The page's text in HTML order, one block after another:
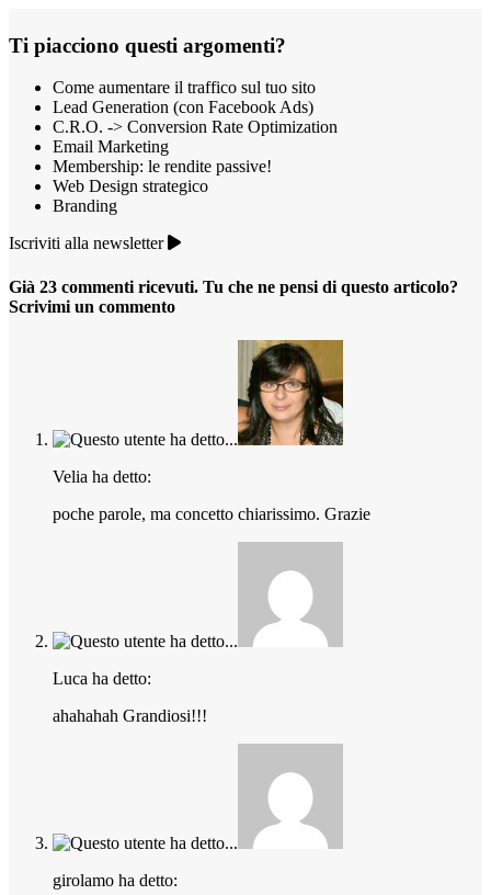
Ti piacciono questi argomenti?
Come aumentare il traffico sul tuo sito
Lead Generation (con Facebook Ads)
C.R.O. -> Conversion Rate Optimization
Email Marketing
Membership: le rendite passive!
Web Design strategico
Branding
Iscriviti alla newsletter
Già 23 commenti ricevuti. Tu che ne pensi di questo articolo?
Scrivimi un commento
Velia ha detto:
poche parole, ma concetto chiarissimo. Grazie
Luca ha detto:
ahahahah Grandiosi!!!
girolamo ha detto: